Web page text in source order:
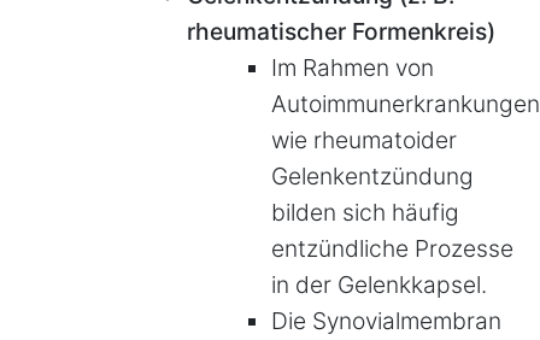
rheumatischer Formenkreis)
Im Rahmen von
Autoimmunerkrankungen
wie rheumatoider
Gelenkentzündung
bilden sich häufig
entzündliche Prozesse
in der Gelenkkapsel.
Die Synovialmembran